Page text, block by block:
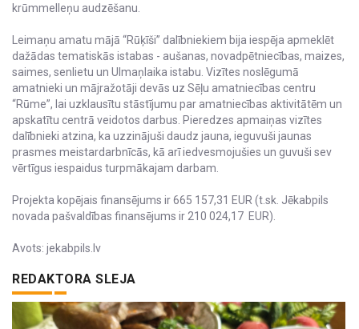
krūmmelleņu audzēšanu.
Leimaņu amatu mājā “Rūķīši” dalībniekiem bija iespēja apmeklēt
dažādas tematiskās istabas - aušanas, novadpētniecības, maizes,
saimes, senlietu un Ulmaņlaika istabu. Vizītes noslēgumā
amatnieki un mājražotāji devās uz Sēļu amatniecības centru
“Rūme”, lai uzklausītu stāstījumu par amatniecības aktivitātēm un
apskatītu centrā veidotos darbus. Pieredzes apmaiņas vizītes
dalībnieki atzina, ka uzzinājuši daudz jauna, ieguvuši jaunas
prasmes meistardarbnīcās, kā arī iedvesmojušies un guvuši sev
vērtīgus iespaidus turpmākajam darbam.
Projekta kopējais finansējums ir 665 157,31 EUR (t.sk. Jēkabpils
novada pašvaldības finansējums ir 210 024,17 EUR).
Avots: jekabpils.lv
REDAKTORA SLEJA